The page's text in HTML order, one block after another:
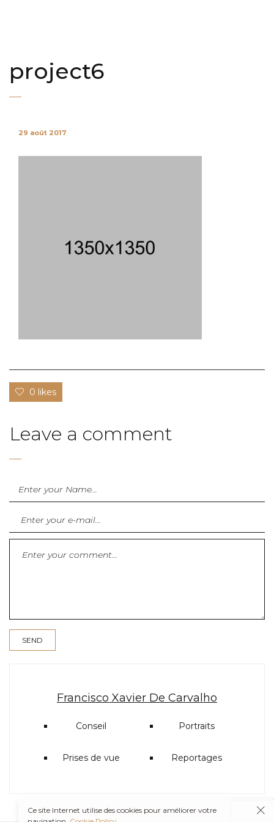
project6
29 août 2017
0 likes
Leave a comment
Francisco Xavier De Carvalho
Conseil Portraits
Prises de vue Reportages
Ce site Internet utilise des cookies pour améliorer votre